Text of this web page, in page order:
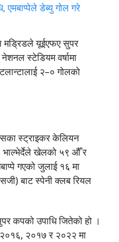
मड्रिडले यूईएफए सुपर
स्टेडियम वर्षामा
२–० गोलको
स्ट्राइकर केलियन
भाल्भेर्देले खेलको ५९ औँ र
गएको जुलाई १६ मा
बाट स्पेनी क्लब रियल
कपको उपाधि जितेको हो ।
२०१७ र २०२२ मा